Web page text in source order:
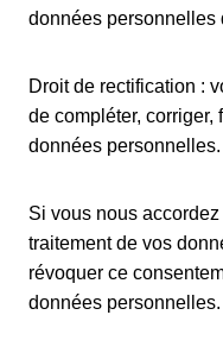
données personnelles
Droit de rectification :
de compléter,
données personnelles.
Si vous nous
traitement de vos
révoquer ce
données personnelles.